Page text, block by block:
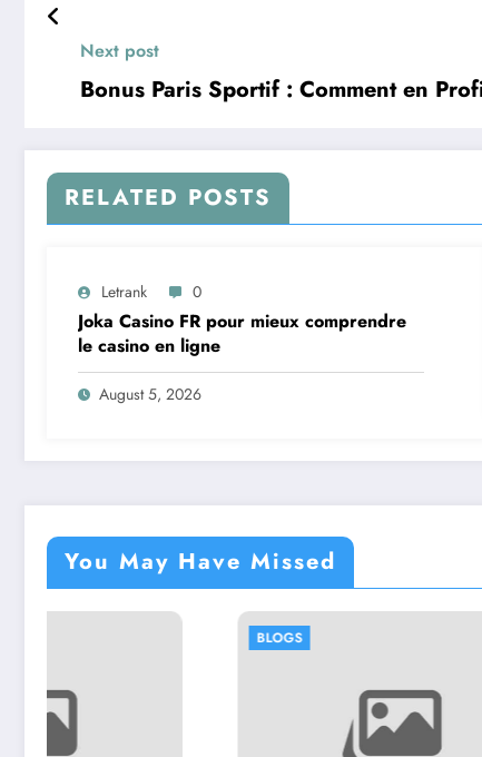
Next post
Bonus Paris Sportif : Comment en
RELATED POSTS
Letrank 0
Joka Casino FR pour mieux comprendre
le casino en ligne
August 5, 2026
You May Have Missed